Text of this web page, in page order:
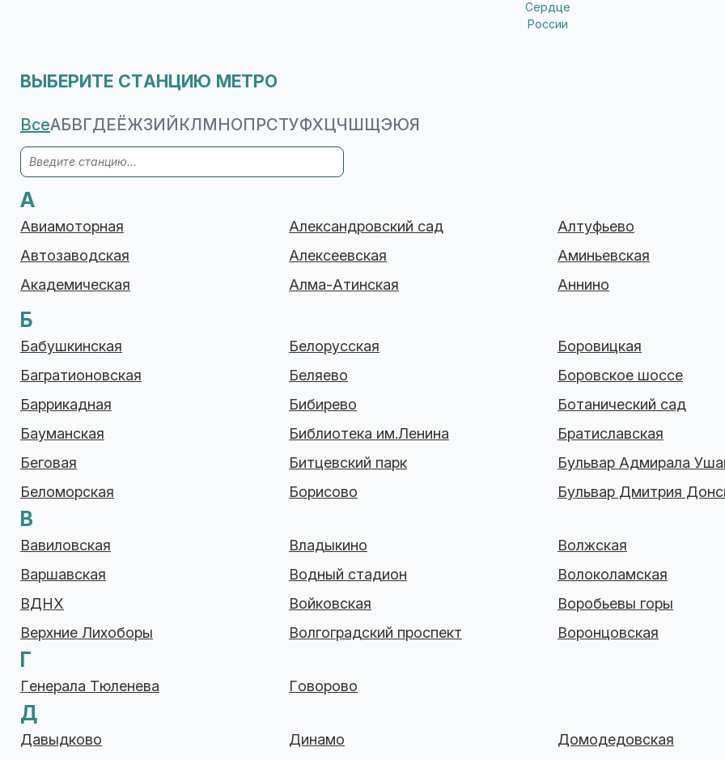
Сердце
России
ВЫБЕРИТЕ СТАНЦИЮ МЕТРО
ВсеАБ В ГД Е ЁЖЗ И Й КЛ М Н О П РСТУФХ ЦЧ Ш ЩЭ ЮЯ
А
Авиамоторная
Автозаводская
Академическая
Александровский сад
Алексеевская
Алма-Атинская
Алтуфьево
Аминьевская
Аннино
Б
Бабушкинская
Багратионовская
Баррикадная
Бауманская
Беговая
Беломорская
Белорусская
Беляево
Бибирево
Библиотека им.Ленина
Битцевский парк
Борисово
Боровицкая
Боровское шоссе
Ботанический сад
Братиславская
Бульвар Адмирала
Бульвар Дмитрия
В
Вавиловская
Варшавская
ВДНХ
Верхние Лихоборы
Владыкино
Водный стадион
Войковская
Волгоградский проспект
Волжская
Волоколамская
Воробьевы горы
Воронцовская
Г
Генерала Тюленева Говорово
Д
Давыдково
Динамо
Домодедовская